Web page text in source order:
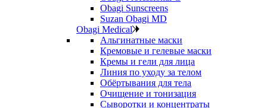
Obagi Sunscreens
Suzan Obagi MD
Obagi Medical
Альгинатные маски
Кремовые и гелевые маски
Кремы и гели для лица
Линия по уходу за телом
Обёртывания для тела
Очищение и тонизация
Сыворотки и концентраты